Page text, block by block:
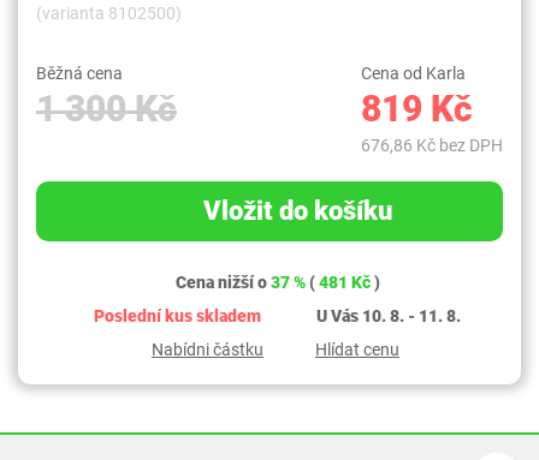
(varianta 8102500)
Běžná cena
1 300 Kč
Cena od Karla
819 Kč
676,86 Kč bez DPH
Vložit do košíku
Cena nižší o37 %(481 Kč)
Poslední kus skladem
U Vás 10. 8. - 11. 8.
Nabídni částku
Hlídat cenu